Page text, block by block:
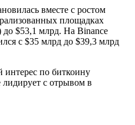
вместе с ростом
площадках
до $53,1 млрд. На Binance
с $35 млрд до $39,3 млрд